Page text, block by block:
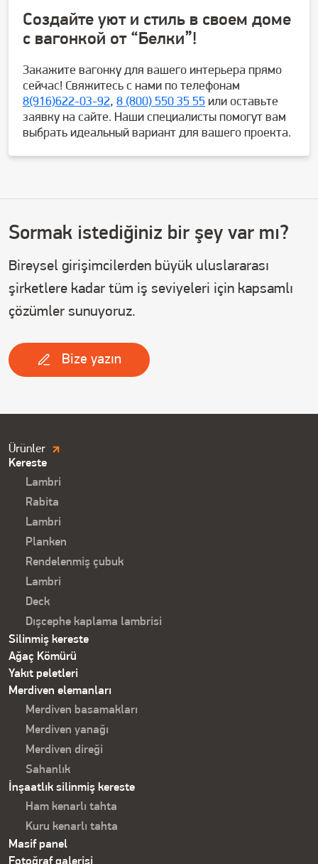
Создайте уют и стиль в своем доме
с вагонкой от “Белки”!
Закажите вагонку для вашего интерьера прямо
сейчас! Свяжитесь с нами по телефонам
8(916)622-03-92, 8 (800) 550 35 55 или оставьте
заявку на сайте. Наши специалисты помогут вам
выбрать идеальный вариант для вашего проекта.
Sormak istediğiniz bir şey var mı?
Bireysel girişimcilerden büyük uluslararası
şirketlere kadar tüm iş seviyeleri için kapsamlı
çözümler sunuyoruz.
Bize yazın
Продукция.
Футер
Ürünler
Kereste
Lambri
Rabita
Lambri
Planken
Rendelenmiş çubuk
Lambri
Deck
Dışcephe kaplama lambrisi
Silinmiş kereste
Ağaç Kömürü
Yakıt peletleri
Merdiven elemanları
Merdiven basamakları
Merdiven yanağı
Merdiven direği
Sahanlık
İnşaatlık silinmiş kereste
Ham kenarlı tahta
Kuru kenarlı tahta
Masif panel
Fotoğraf galerisi